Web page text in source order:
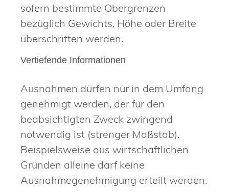
sofern bestimmte Obergrenzen
bezüglich Gewichts, Höhe oder Breite
überschritten werden.
Vertiefende Informationen
Ausnahmen dürfen nur in dem Umfang
genehmigt werden, der für den
beabsichtigten Zweck zwingend
notwendig ist (strenger Maßstab).
Beispielsweise aus wirtschaftlichen
Gründen alleine darf keine
Ausnahmegenehmigung erteilt werden.